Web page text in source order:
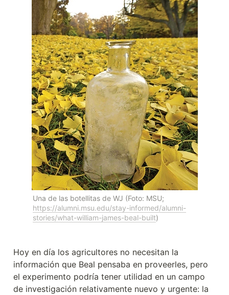
https://alumni.msu.edu/stay-informed/alumni-
stories/what-william-james-beal-built)
Hoy en día los agricultores no necesitan la
información que Beal pensaba en proveerles, pero
el experimento podría tener utilidad en un campo
de investigación relativamente nuevo y urgente: la